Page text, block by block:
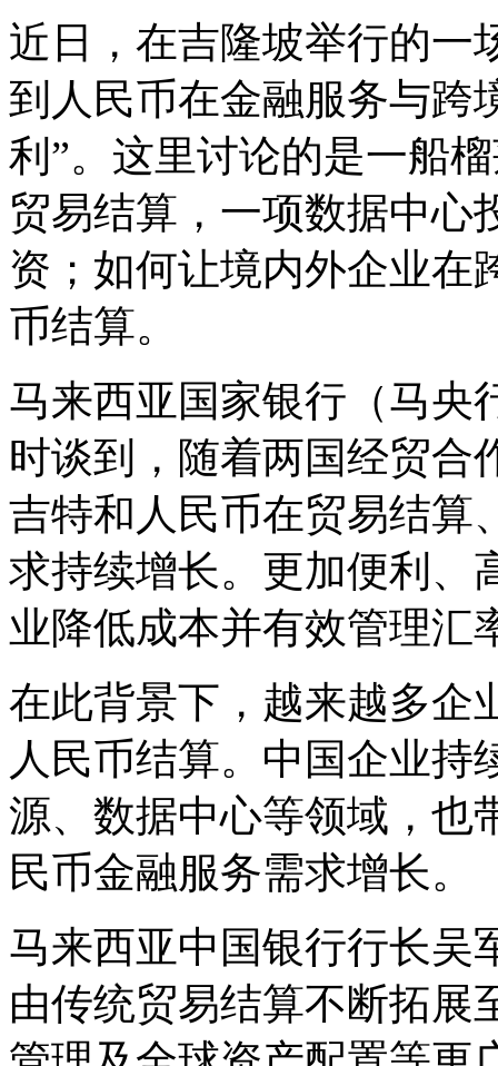
近日，在吉隆坡举行的一
到人民币在金融服务与跨
利”。这里讨论的是一船
贸易结算，一项数据中心
资；如何让境内外企业在
币结算。
马来西亚国家银行（马央
时谈到，随着两国经贸合
吉特和人民币在贸易结算
求持续增长。更加便利、
业降低成本并有效管理汇
在此背景下，越来越多企
人民币结算。中国企业持
源、数据中心等领域，也
民币金融服务需求增长。
马来西亚中国银行行长吴
由传统贸易结算不断拓展